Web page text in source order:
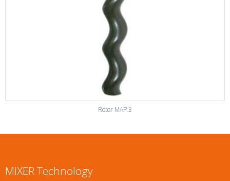
Rotor MAP 3
MIXER Technology